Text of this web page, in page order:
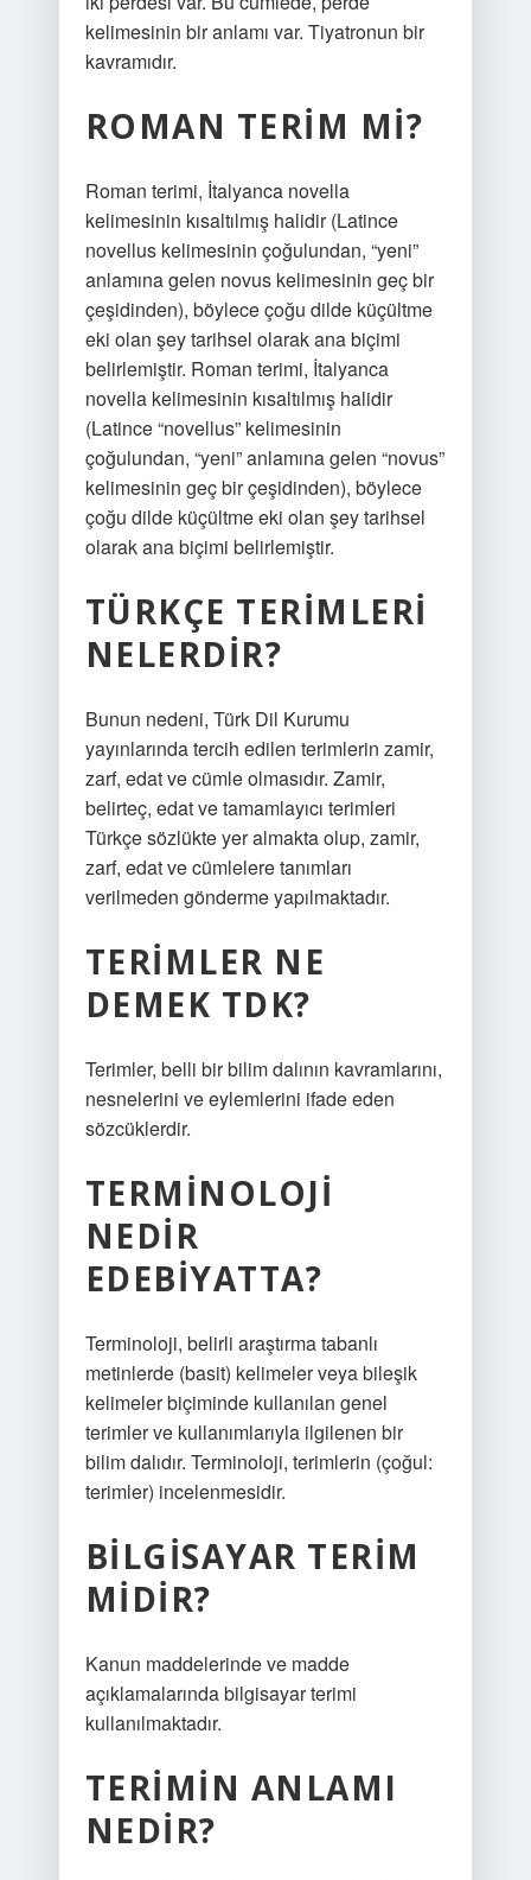
kelimesinin bir anlamı var. Tiyatronun bir
kavramıdır.
ROMAN TERIM MI?
Roman terimi, İtalyanca novella
kelimesinin kısaltılmış halidir (Latince
novellus kelimesinin çoğulundan, “yeni”
anlamına gelen novus kelimesinin geç bir
çeşidinden), böylece çoğu dilde küçültme
eki olan şey tarihsel olarak ana biçimi
belirlemiştir. Roman terimi, İtalyanca
novella kelimesinin kısaltılmış halidir
(Latince “novellus” kelimesinin
çoğulundan, “yeni” anlamına gelen “novus”
kelimesinin geç bir çeşidinden), böylece
çoğu dilde küçültme eki olan şey tarihsel
olarak ana biçimi belirlemiştir.
TÜRKÇE TERIMLERI
NELERDIR?
Bunun nedeni, Türk Dil Kurumu
yayınlarında tercih edilen terimlerin zamir,
zarf, edat ve cümle olmasıdır. Zamir,
belirteç, edat ve tamamlayıcı terimleri
Türkçe sözlükte yer almakta olup, zamir,
zarf, edat ve cümlelere tanımları
verilmeden gönderme yapılmaktadır.
TERIMLER NE
DEMEK TDK?
Terimler, belli bir bilim dalının kavramlarını,
nesnelerini ve eylemlerini ifade eden
sözcüklerdir.
TERMINOLOJI
NEDIR
EDEBIYATTA?
Terminoloji, belirli araştırma tabanlı
metinlerde (basit) kelimeler veya bileşik
kelimeler biçiminde kullanılan genel
terimler ve kullanımlarıyla ilgilenen bir
bilim dalıdır. Terminoloji, terimlerin (çoğul:
terimler) incelenmesidir.
BILGISAYAR TERIM
MIDIR?
Kanun maddelerinde ve madde
açıklamalarında bilgisayar terimi
kullanılmaktadır.
TERIMIN ANLAMI
NEDIR?